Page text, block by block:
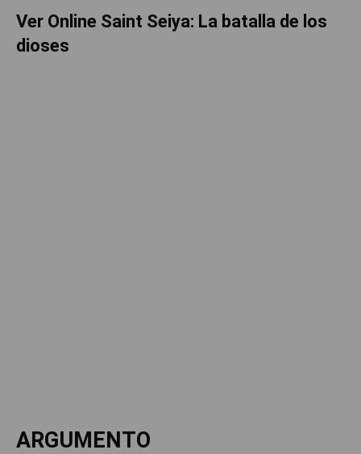
Ver Online Saint Seiya: La batalla de los
dioses
ARGUMENTO